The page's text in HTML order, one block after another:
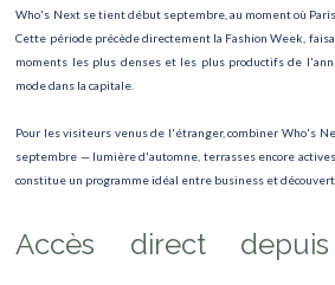
Roland Garros 2026 Opening
ROLAND GARROS
Nuit Blanche Paris
Who's Next se tient début septembre, au moment où
Cette période précède directement la Fashion Week,
moments les plus denses et les plus productifs de
mode dans la capitale.
Pour les visiteurs venus de l'étranger, combiner Who's
septembre — lumière d'automne, terrasses encore
constitue un programme idéal entre business et
Accès direct